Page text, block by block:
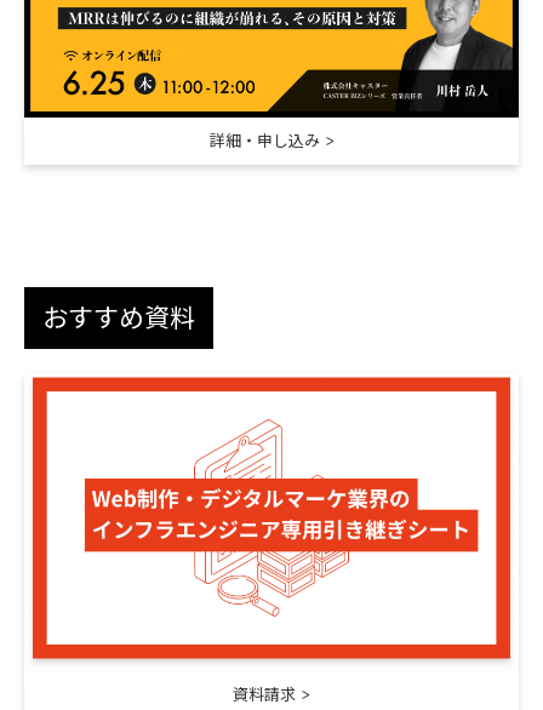
詳細・申し込み
おすすめ資料
資料請求